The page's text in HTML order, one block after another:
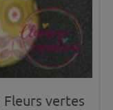
vertes